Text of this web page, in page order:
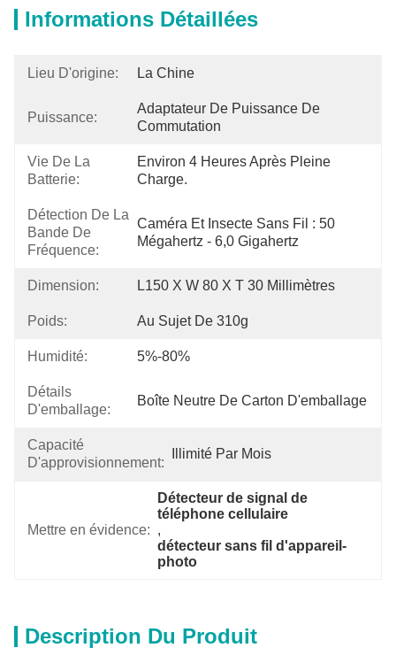
Informations Détaillées
Lieu D'origine: La Chine
Puissance:
Adaptateur De Puissance De
Commutation
Vie De La
Batterie:
Environ 4 Heures Après Pleine
Charge.
Détection De La
Bande De
Fréquence:
Caméra Et Insecte Sans Fil : 50
Mégahertz - 6,0 Gigahertz
Dimension: L150 X W 80 X T 30 Millimètres
Poids: Au Sujet De 310g
Humidité: 5%-80%
Détails
D'emballage:
Boîte Neutre De Carton D'emballage
Capacité
D'approvisionnement:
Illimité Par Mois
Mettre en évidence:
Détecteur de signal de
téléphone cellulaire
,
détecteur sans fil d'appareil-
photo
Description Du Produit